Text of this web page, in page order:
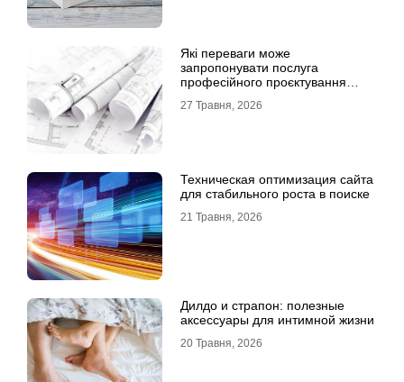
Які переваги може
запропонувати послуга
професійного проєктування
27 Травня, 2026
Техническая оптимизация сайта
для стабильного роста в поиске
21 Травня, 2026
Дилдо и страпон: полезные
аксессуары для интимной жизни
20 Травня, 2026